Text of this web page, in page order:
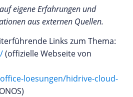
eigene Erfahrungen und
aus externen Quellen.
Links zum Thema:
(offizielle Webseite von
loesungen/hidrive-cloud-